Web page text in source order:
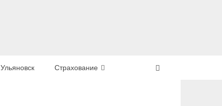
Ульяновск Страхование